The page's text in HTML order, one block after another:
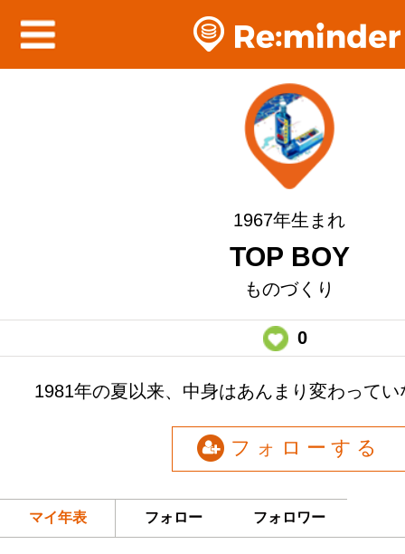
1967年生まれ
TOP BOY
ものづくり
0
1981年の夏以来、中身はあんまり変わって
フォローする
マイ年表 フォロー フォロワー